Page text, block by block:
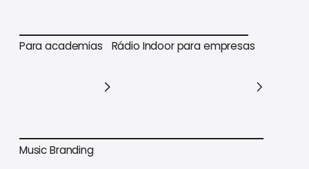
Para varejo em geral Para supermercados
Para academias
Para academias
Rádio Indoor para empresas
Music Branding